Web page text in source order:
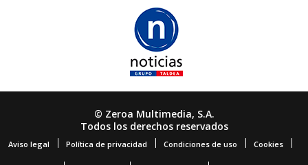
© Zeroa Multimedia, S.A.
Todos los derechos reservados
Aviso legal Política de privacidad Condiciones de uso Cookies